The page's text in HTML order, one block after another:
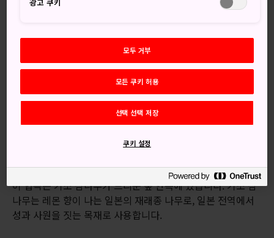
대중교통으로 오시려면 기차와 버스를 이용하셔야 합니다.
와역에서 하차합니다. 나카쓰가와역에서 기타에나 코쓰 버스
를 타고 쓰케치 협곡 입구에서 하차합니다. 여기서부터 도보로
숨 막힐 듯한 멋진 풍경
습니다. 지하철과 고층 건물 틈에서 잠시 숨을 돌리거나 웅장
이 협곡은 기소 삼나무가 드리운 숲 안쪽에 있습니다. 기소 삼
나무는 레몬 향이 나는 일본의 재래종 나무로, 일본 전역에서
성과 사원을 짓는 목재로 사용합니다.
모두 거부
모든 쿠키 허용
선택 선택 저장
쿠키 설정